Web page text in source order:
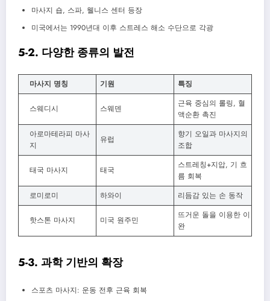
마사지 숍, 스파, 웰니스 센터 등장
미국에서는 1990년대 이후 스트레스 해소 수단으로 각광
5-2. 다양한 종류의 발전
마사지 명칭 기원 특징
스웨디시 스웨덴
근육 중심의 롤링, 혈
액순환 촉진
아로마테라피 마사
지
유럽
향기 오일과 마사지의
조합
태국 마사지 태국
스트레칭+지압, 기 흐
름 회복
로미로미
하와이 리듬감 있는 손 동작
핫스톤 마사지 미국 원주민
뜨거운 돌을 이용한 이
완
5-3. 과학 기반의 확장
스포츠 마사지: 운동 전후 근육 회복